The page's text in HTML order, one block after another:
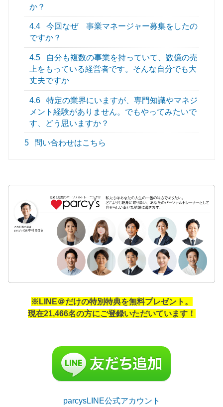
か？
4.4
今回なぜ 事業マネージャー募集をしたの
ですか？
4.5
自分も複数の事業を持っていて、数億の売
上をもっている経営者です。そんな自分でも大
丈夫ですか
4.6
特定の業界にいますが、専門知識やマネジ
メント経験がありません。でもやってみたいで
す、どう思いますか？
5 問い合わせはこちら
※LINE＠だけの特別特典を無料プレゼント。
現在21,466名の方にご登録いただいています！
parcysLINE公式アカウント